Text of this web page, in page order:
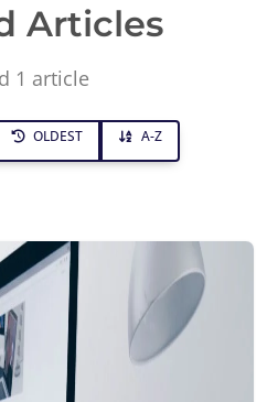
Articles
1 article
OLDEST A-Z